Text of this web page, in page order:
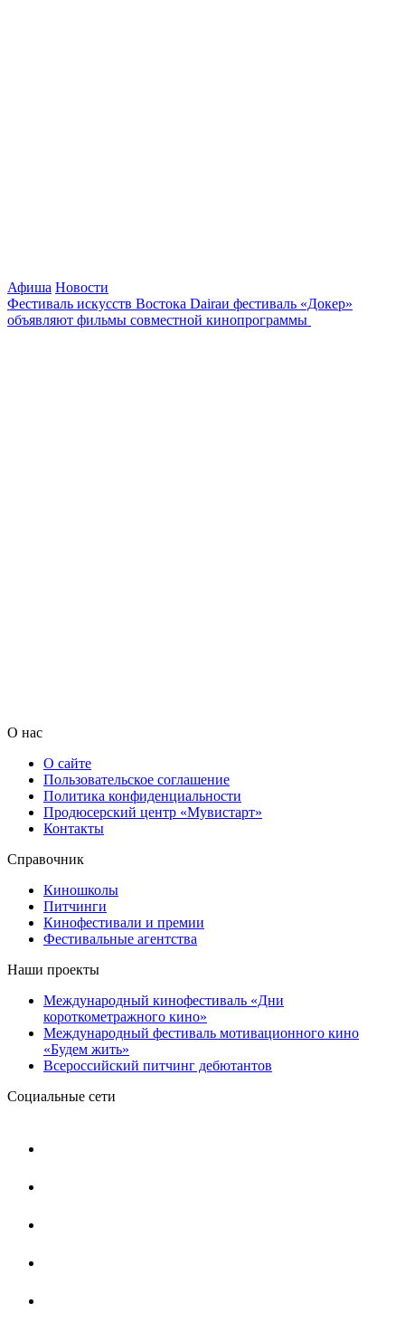
Афиша Новости
Фестиваль искусств Востока Dairaи фестиваль «Докер»
объявляют фильмы совместной кинопрограммы
О нас
О сайте
Пользовательское соглашение
Политика конфиденциальности
Продюсерский центр «Мувистарт»
Контакты
Справочник
Киношколы
Питчинги
Кинофестивали и премии
Фестивальные агентства
Наши проекты
Международный кинофестиваль «Дни
короткометражного кино»
Международный фестиваль мотивационного кино
«Будем жить»
Всероссийский питчинг дебютантов
Социальные сети